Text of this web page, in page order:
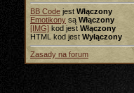
BB Code jest Włączony
Emotikony są Włączony
[IMG] kod jest Włączony
HTML kod jest Wyłączony
Zasady na forum